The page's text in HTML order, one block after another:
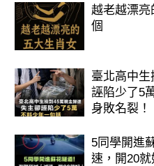
越老越漂亮
個
臺北高中
誣陷少了5
身敗名裂！
5同學開進
速，開20